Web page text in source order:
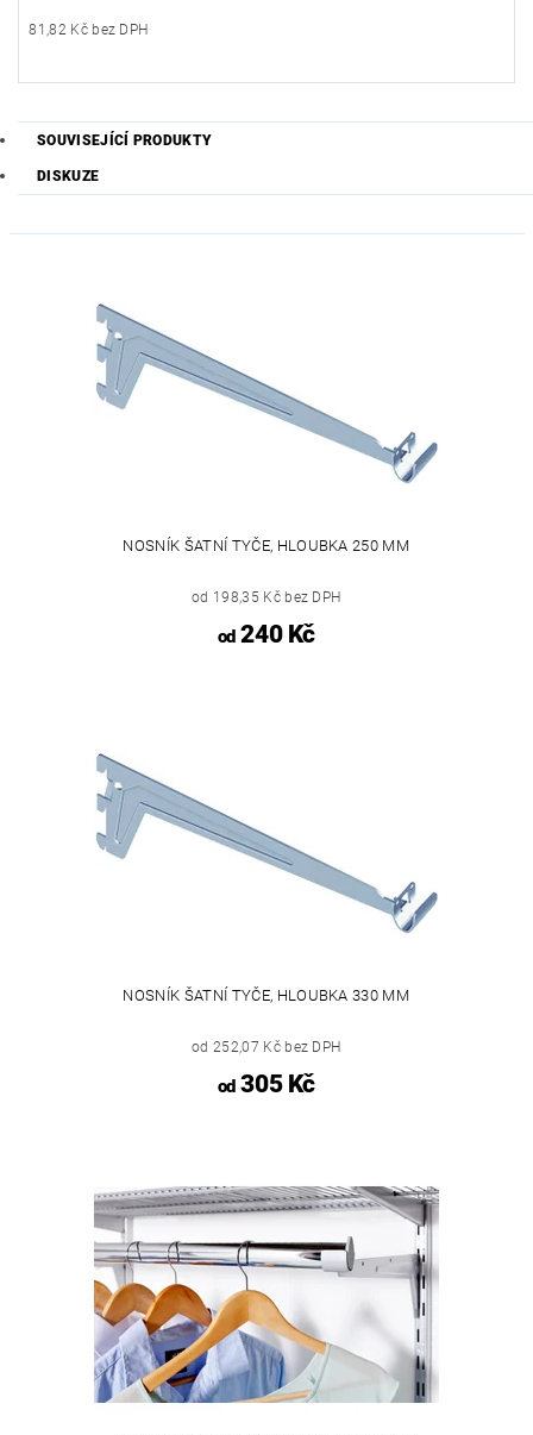
81,82 Kč bez DPH
SOUVISEJÍCÍ PRODUKTY
DISKUZE
NOSNÍK ŠATNÍ TYČE, HLOUBKA 250 MM
od 198,35 Kč bez DPH
od240 Kč
NOSNÍK ŠATNÍ TYČE, HLOUBKA 330 MM
od 252,07 Kč bez DPH
od305 Kč